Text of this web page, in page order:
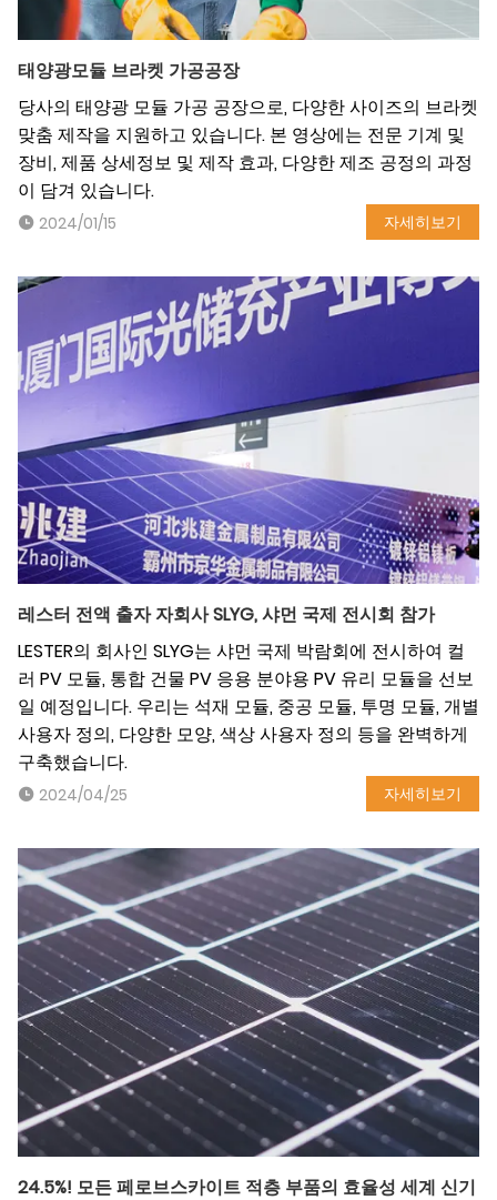
태양광모듈 브라켓 가공공장
당사의 태양광 모듈 가공 공장으로, 다양한 사이즈의 브라켓
맞춤 제작을 지원하고 있습니다. 본 영상에는 전문 기계 및
장비, 제품 상세정보 및 제작 효과, 다양한 제조 공정의 과정
이 담겨 있습니다.
2024/01/15 자세히보기
레스터 전액 출자 자회사 SLYG, 샤먼 국제 전시회 참가
LESTER의 회사인 SLYG는 샤먼 국제 박람회에 전시하여 컬
러 PV 모듈, 통합 건물 PV 응용 분야용 PV 유리 모듈을 선보
일 예정입니다. 우리는 석재 모듈, 중공 모듈, 투명 모듈, 개별
사용자 정의, 다양한 모양, 색상 사용자 정의 등을 완벽하게
구축했습니다.
2024/04/25 자세히보기
24.5%! 모든 페로브스카이트 적층 부품의 효율성 세계 신기